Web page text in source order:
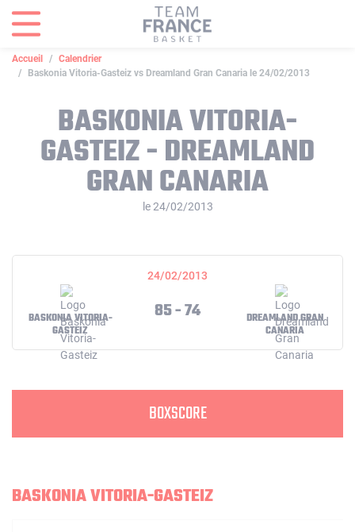
Accueil
Calendrier
Baskonia Vitoria-Gasteiz vs Dreamland Gran Canaria le 24/02/2013
BASKONIA VITORIA-
GASTEIZ - DREAMLAND
GRAN CANARIA
le 24/02/2013
24/02/2013
BASKONIA VITORIA-
GASTEIZ
85 - 74
DREAMLAND GRAN
CANARIA
BOXSCORE
BASKONIA VITORIA-GASTEIZ
Panneau de gestion des cookies